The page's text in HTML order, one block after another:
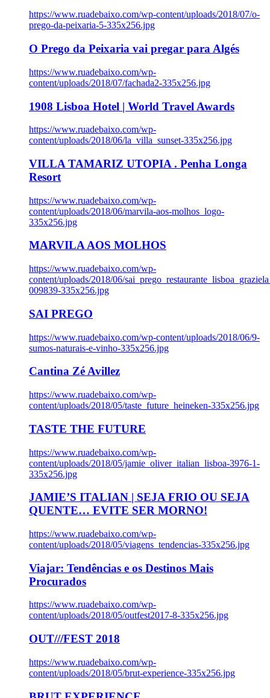
https://www.ruadebaixo.com/wp-content/uploads/2018/07/o-
prego-da-peixaria-5-335x256.jpg
O Prego da Peixaria vai pregar para Algés
https://www.ruadebaixo.com/wp-
content/uploads/2018/07/fachada2-335x256.jpg
1908 Lisboa Hotel | World Travel Awards
https://www.ruadebaixo.com/wp-
content/uploads/2018/06/la_villa_sunset-335x256.jpg
VILLA TAMARIZ UTOPIA . Penha Longa
Resort
https://www.ruadebaixo.com/wp-
content/uploads/2018/06/marvila-aos-molhos_logo-
335x256.jpg
MARVILA AOS MOLHOS
https://www.ruadebaixo.com/wp-
content/uploads/2018/06/
009839-335x256.jpg
SAI PREGO
https://www.ruadebaixo.com/wp-content/uploads/2018/06/9-
sumos-naturais-e-vinho-335x256.jpg
Cantina Zé Avillez
https://www.ruadebaixo.com/wp-
content/uploads/2018/05/taste_future_heineken-335x256.jpg
TASTE THE FUTURE
https://www.ruadebaixo.com/wp-
content/uploads/2018/05/jamie_oliver_italian_lisboa-3976-1-
335x256.jpg
JAMIE’S ITALIAN | SEJA FRIO OU SEJA
QUENTE… EVITE SER MORNO!
https://www.ruadebaixo.com/wp-
content/uploads/2018/05/viagens_tendencias-335x256.jpg
Viajar: Tendências e os Destinos Mais
Procurados
https://www.ruadebaixo.com/wp-
content/uploads/2018/05/outfest2017-8-335x256.jpg
OUT///FEST 2018
https://www.ruadebaixo.com/wp-
content/uploads/2018/05/brut-experience-335x256.jpg